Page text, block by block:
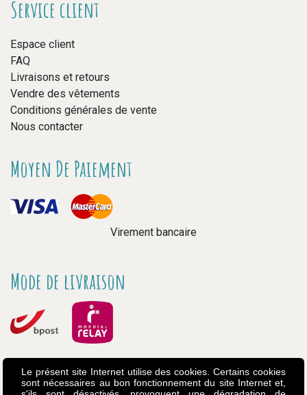
Service client
Espace client
FAQ
Livraisons et retours
Vendre des vêtements
Conditions générales de vente
Nous contacter
Moyen De Paiement
Virement bancaire
Mode de livraison
Le présent site Internet utilise des cookies. Certains cookies
sont nécessaires au bon fonctionnement du site Internet et,